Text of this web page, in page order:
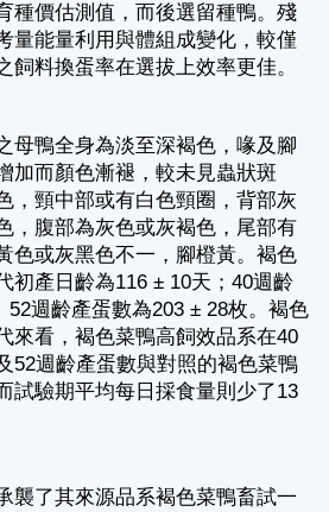
種價估測值，而後選留種鴨。殘
量能量利用與體組成變化，較僅
飼料換蛋率在選拔上效率更佳。
母鴨全身為淡至深褐色，喙及腳
加而顏色漸褪，較未見蟲狀斑
，頸中部或有白色頸圈，背部灰
，腹部為灰色或灰褐色，尾部有
色或灰黑色不一，腳橙黃。褐色
初產日齡為116 ± 10天；40週齡
52週齡產蛋數為203 ± 28枚。褐色
來看，褐色菜鴨高飼效品系在40
52週齡產蛋數與對照的褐色菜鴨
試驗期平均每日採食量則少了13
襲了其來源品系褐色菜鴨畜試一